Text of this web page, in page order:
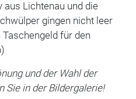
Lichtenau und die
gingen nicht leer
für den
und der Wahl der
Sie in der Bildergalerie!